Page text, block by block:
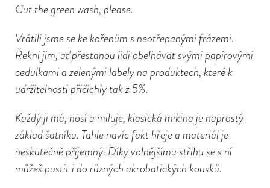
Cut the green wash, please.
Vrátili jsme se ke kořenům s neotřepanými frázemi.
Řekni jim, ať přestanou lidi obelhávat svými papírovými
cedulkami a zelenými labely na produktech, které k
udržitelnosti přičichly tak z 5%.
Každý ji má, nosí a miluje, klasická mikina je naprostý
základ šatníku. Tahle navíc fakt hřeje a materiál je
neskutečně příjemný. Díky volnějšímu střihu se s ní
můžeš pustit i do různých akrobatických kousků.